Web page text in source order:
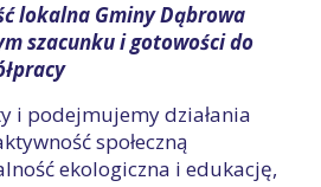
lokalna Gminy Dąbrowa
szacunku i gotowości do
i podejmujemy działania
społeczną
ekologiczna i edukację,